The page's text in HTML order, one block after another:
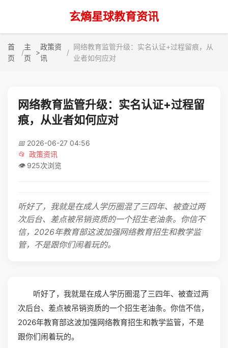
玄熵星球教育资讯
首
页
主
页
>
政策资
讯
网络教育监管升级：实名认证+过程留痕，从
业者如何应对
网络教育监管升级：实名认证+过程留
痕，从业者如何应对
📅 2026-06-27 04:56
📂 政策资讯
👁️ 925次浏览
听好了，我就是在成人学历圈混了三四年、被查过两
次后台、差点被吊销资质的一个招生老油条。你信不
信，2026年教育部这波加强网络教育招生和教学监
管，不是跟你们闹着玩的。
听好了，我就是在成人学历圈混了三四年、被查过两
次后台、差点被吊销资质的一个招生老油条。你信不信，
2026年教育部这波加强网络教育招生和教学监管，不是
跟你们闹着玩的。